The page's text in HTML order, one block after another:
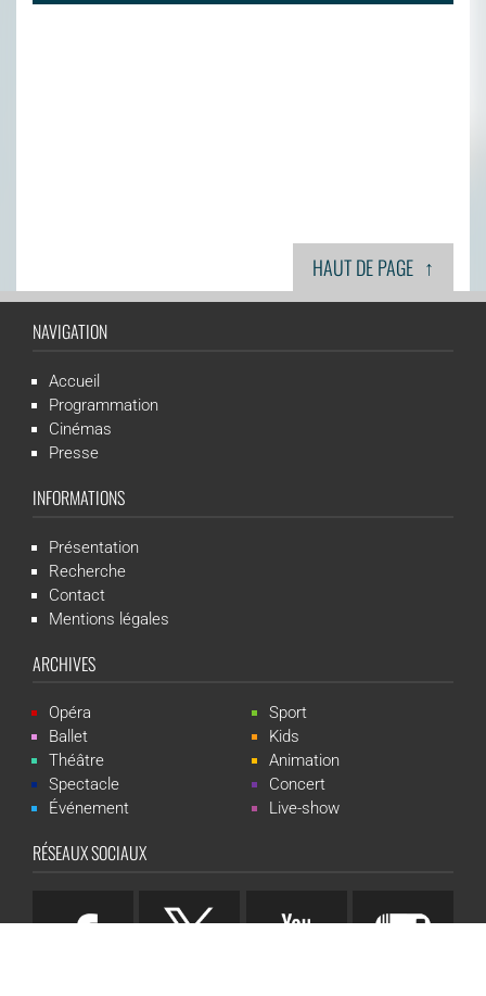
HAUT DE PAGE ↑
NAVIGATION
Accueil
Programmation
Cinémas
Presse
INFORMATIONS
Présentation
Recherche
Contact
Mentions légales
ARCHIVES
Opéra
Ballet
Théâtre
Spectacle
Événement
Sport
Kids
Animation
Concert
Live-show
RÉSEAUX SOCIAUX